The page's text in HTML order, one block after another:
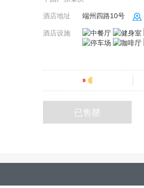
酒店地址 端州四路10号
酒店设施
分
已售罄